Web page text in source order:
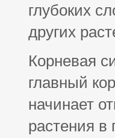
глубоких
других
Корневая
главный
начинает
растения в